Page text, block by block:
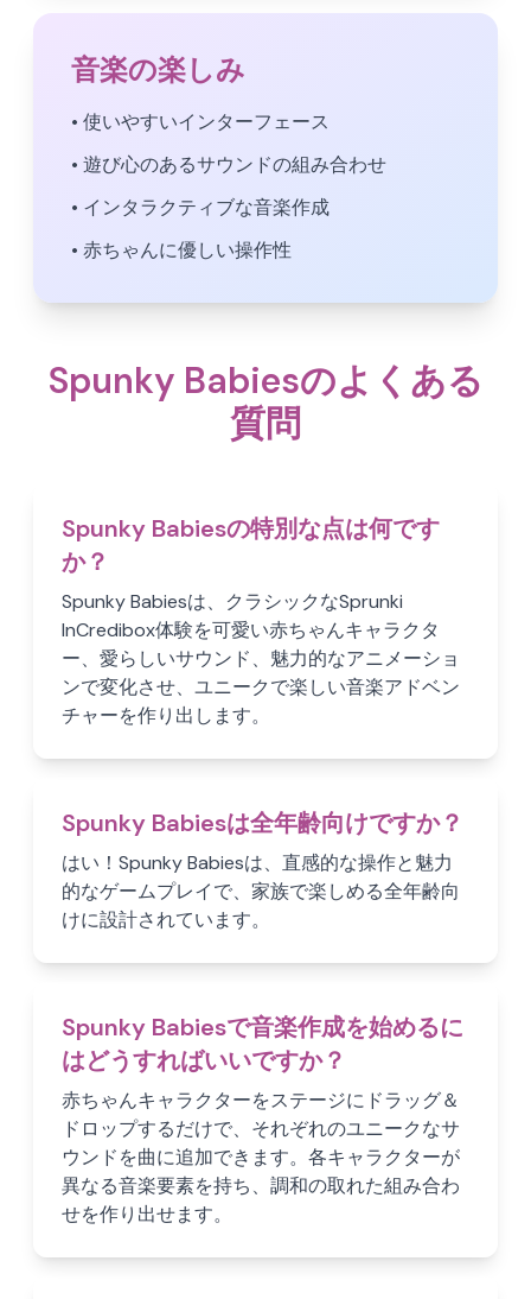
音楽の楽しみ
• 使いやすいインターフェース
• 遊び心のあるサウンドの組み合わせ
• インタラクティブな音楽作成
• 赤ちゃんに優しい操作性
Spunky Babiesのよくある
質問
Spunky Babiesの特別な点は何です
か？
Spunky Babiesは、クラシックなSprunki
InCredibox体験を可愛い赤ちゃんキャラクタ
ー、愛らしいサウンド、魅力的なアニメーショ
ンで変化させ、ユニークで楽しい音楽アドベン
チャーを作り出します。
Spunky Babiesは全年齢向けですか？
はい！Spunky Babiesは、直感的な操作と魅力
的なゲームプレイで、家族で楽しめる全年齢向
けに設計されています。
Spunky Babiesで音楽作成を始めるに
はどうすればいいですか？
赤ちゃんキャラクターをステージにドラッグ＆
ドロップするだけで、それぞれのユニークなサ
ウンドを曲に追加できます。各キャラクターが
異なる音楽要素を持ち、調和の取れた組み合わ
せを作り出せます。